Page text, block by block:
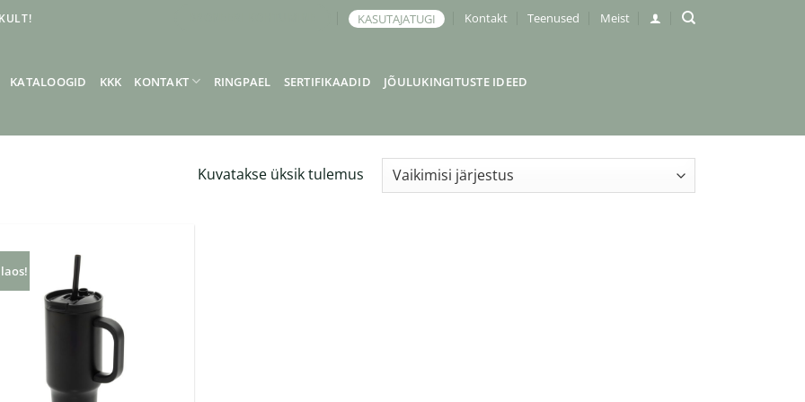
KASUTAJATUGI Kontakt Teenused Meist
KATALOOGID KKK KONTAKT RINGPAEL SERTIFIKAADID JÕULUKINGITUSTE IDEED
Kuvatakse üksik tulemus